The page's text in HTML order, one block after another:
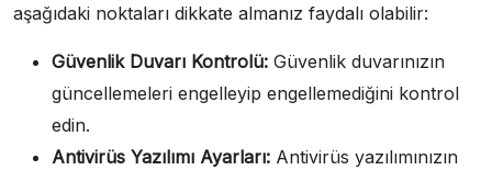
aşağıdaki noktaları dikkate almanız faydalı olabilir:
Güvenlik Duvarı Kontrolü: Güvenlik duvarınızın
güncellemeleri engelleyip engellemediğini kontrol
edin.
Antivirüs Yazılımı Ayarları: Antivirüs yazılımınızın